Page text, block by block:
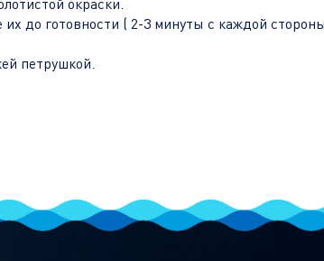
окраски.
до готовности ( 2-3 минуты с каждой
петрушкой.